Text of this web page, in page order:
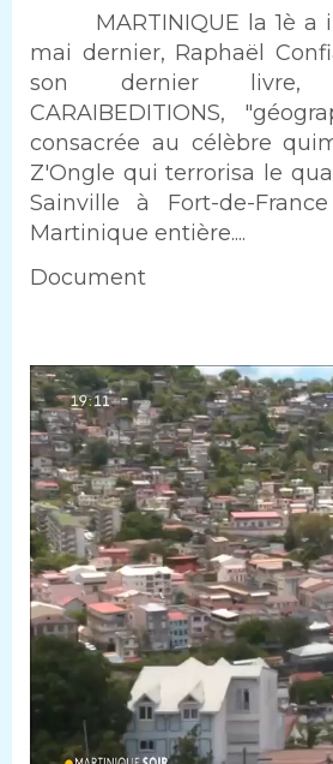
MARTINIQUE la 1è a
mai dernier, Raphaël
son dernier livre,
CARAIBEDITIONS,
consacrée au célèbre
Z'Ongle qui terrorisa le
Sainville à Fort-de-
Martinique entière....
Document